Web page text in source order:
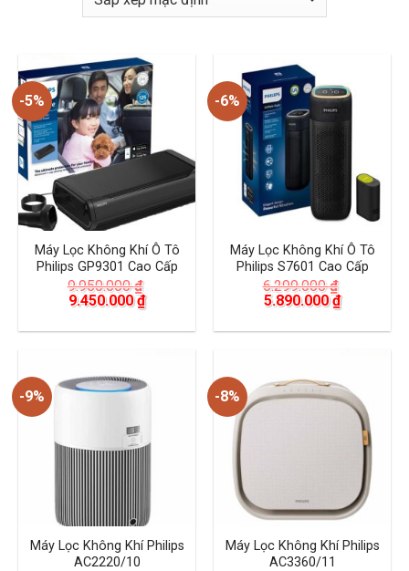
-5%
Máy Lọc Không Khí Ô Tô
Philips GP9301 Cao Cấp
9.950.000₫
Giá
là:
9.450.000₫Giá
hiện
tại
-6%
Máy Lọc Không Khí Ô Tô
Philips S7601 Cao Cấp
6.299.000₫
Giá
là:
5.890.000₫Giá
hiện
tại
-9%
Máy Lọc Không Khí Philips
AC2220/10
-8%
Máy Lọc Không Khí Philips
AC3360/11